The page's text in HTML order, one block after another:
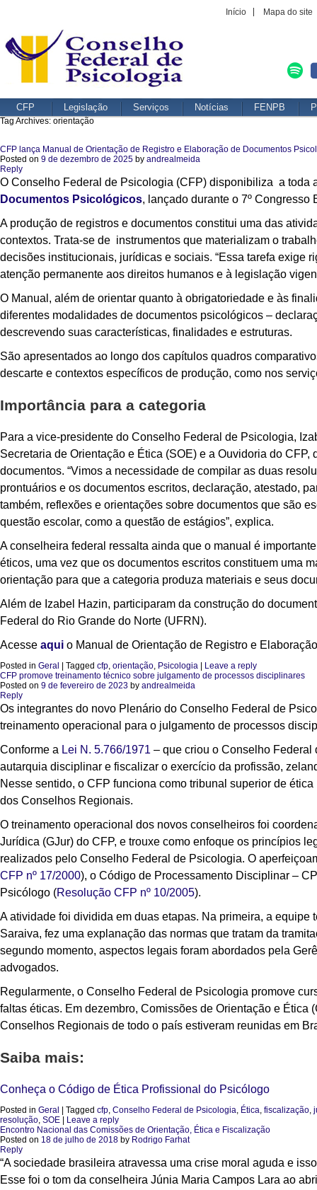
Início Mapa do site
CFP Legislação Serviços Notícias FENPB
Tag Archives: orientação
CFP lança Manual de Orientação de Registro e Elaboração de Documentos
Posted on 9 de dezembro de 2025 by andrealmeida
Reply
O Conselho Federal de Psicologia (CFP) disponibiliza a toda
Documentos Psicológicos, lançado durante o 7º
A produção de registros e documentos constitui uma das
contextos. Trata-se de instrumentos que materializam o
decisões institucionais, jurídicas e sociais. “Essa tarefa exige
atenção permanente aos direitos humanos e à legislação
O Manual, além de orientar quanto à obrigatoriedade e às
diferentes modalidades de documentos psicológicos –
descrevendo suas características, finalidades e estruturas.
São apresentados ao longo dos capítulos quadros
descarte e contextos específicos de produção, como nos
Importância para a categoria
Para a vice-presidente do Conselho Federal de Psicologia,
Secretaria de Orientação e Ética (SOE) e a Ouvidoria do
documentos. “Vimos a necessidade de compilar as duas
prontuários e os documentos escritos, declaração, atestado,
também, reflexões e orientações sobre documentos que são
questão escolar, como a questão de estágios”, explica.
A conselheira federal ressalta ainda que o manual é
éticos, uma vez que os documentos escritos constituem uma
orientação para que a categoria produza materiais e seus
Além de Izabel Hazin, participaram da construção do
Federal do Rio Grande do Norte (UFRN).
Acesse aqui o Manual de Orientação de Registro e
Posted in Geral Tagged cfp, orientação, Psicologia
Leave a reply
CFP promove treinamento técnico sobre julgamento de processos disciplinares
Posted on 9 de fevereiro de 2023 by andrealmeida
Reply
Os integrantes do novo Plenário do Conselho Federal de
treinamento operacional para o julgamento de processos
Conforme a Lei N. 5.766/1971 – que criou o Conselho
autarquia disciplinar e fiscalizar o exercício da profissão,
Nesse sentido, o CFP funciona como tribunal superior de
dos Conselhos Regionais.
O treinamento operacional dos novos conselheiros foi
Jurídica (GJur) do CFP, e trouxe como enfoque os princípios
realizados pelo Conselho Federal de Psicologia. O
CFP nº 17/2000), o Código de Processamento Disciplinar –
Psicólogo (Resolução CFP nº 10/2005).
A atividade foi dividida em duas etapas. Na primeira, a
Saraiva, fez uma explanação das normas que tratam da
segundo momento, aspectos legais foram abordados pela
advogados.
Regularmente, o Conselho Federal de Psicologia promove
faltas éticas. Em dezembro, Comissões de Orientação e
Conselhos Regionais de todo o país estiveram reunidas em
Saiba mais:
Conheça o Código de Ética Profissional do Psicólogo
Posted in Geral Tagged cfp, Conselho Federal de Psicologia, Ética, fiscalização,
resolução, SOE
Leave a reply
Encontro Nacional das Comissões de Orientação, Ética e Fiscalização
Posted on 18 de julho de 2018 by Rodrigo Farhat
Reply
“A sociedade brasileira atravessa uma crise moral aguda e
Esse foi o tom da conselheira Júnia Maria Campos Lara ao